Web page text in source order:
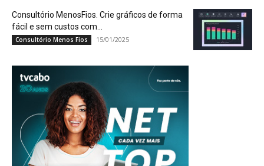
Consultório MenosFios. Crie gráficos de forma
fácil e sem custos com...
Consultório Menos Fios 15/01/2025